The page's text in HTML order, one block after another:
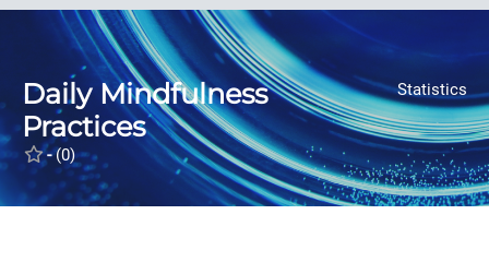
Daily Mindfulness
Practices
-(0)
Statistics